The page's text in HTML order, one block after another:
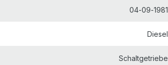
04-09-1981
Diesel
Schaltgetriebe